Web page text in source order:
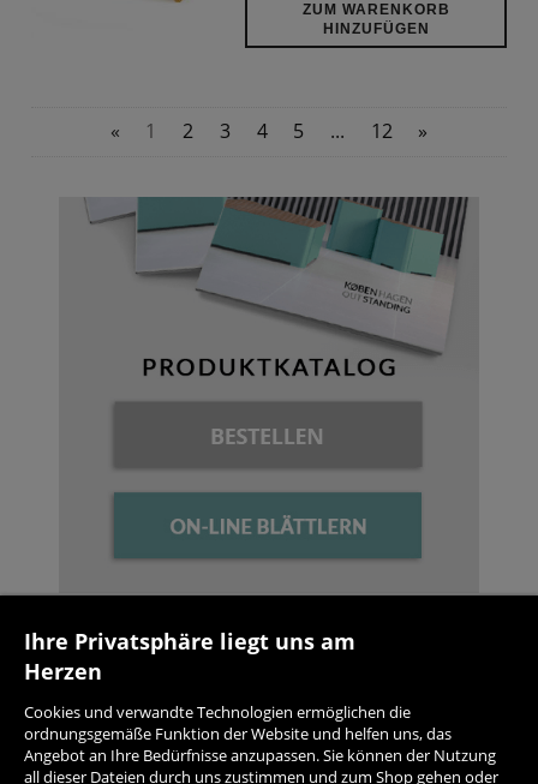
ZUM WARENKORB
HINZUFÜGEN
« 1 2 3 4 5 ... 12 »
NEWSLETTER
Informationen über neue Produkte und Aktionen
erhalten möchten.
Ihre Privatsphäre liegt uns am
Herzen
Cookies und verwandte Technologien ermöglichen die
ordnungsgemäße Funktion der Website und helfen uns, das
Angebot an Ihre Bedürfnisse anzupassen. Sie können der Nutzung
all dieser Dateien durch uns zustimmen und zum Shop gehen oder